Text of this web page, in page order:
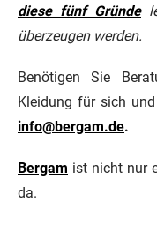
diese fünf Gründe
überzeugen werden.
Benötigen Sie
Kleidung für sich
info@bergam.de.
Bergam ist nicht nur
da.